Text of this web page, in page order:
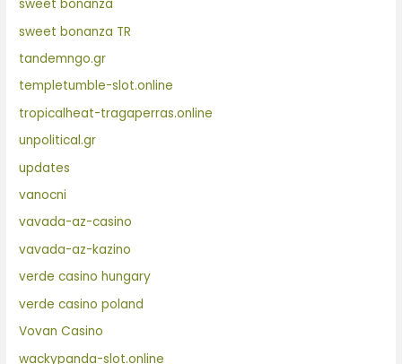
sweet bonanza
sweet bonanza TR
tandemngo.gr
templetumble-slot.online
tropicalheat-tragaperras.online
unpolitical.gr
updates
vanocni
vavada-az-casino
vavada-az-kazino
verde casino hungary
verde casino poland
Vovan Casino
wackypanda-slot.online